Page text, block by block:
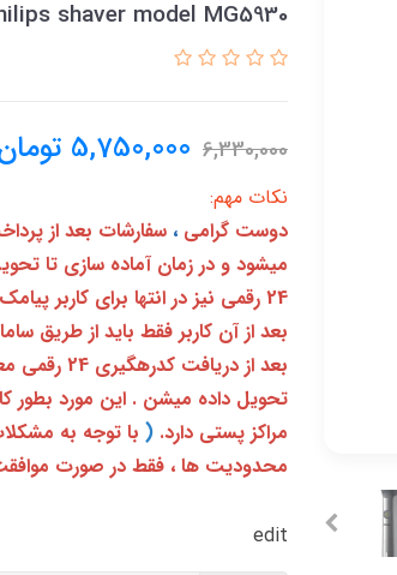
shaver model MG5930
6,330,000
5,750,000
نکات مهم:
دوست گرامی ، سفارشات بعد از
میشود و در زمان آماده سازی تا
24 رقمی نیز در انتها برای کاربر پیامک خواهد شد
تحویل داده میشن . این مورد بطور
مراکز پستی دارد. ( با توجه به
محدودیت ها ، فقط در صورت
edit